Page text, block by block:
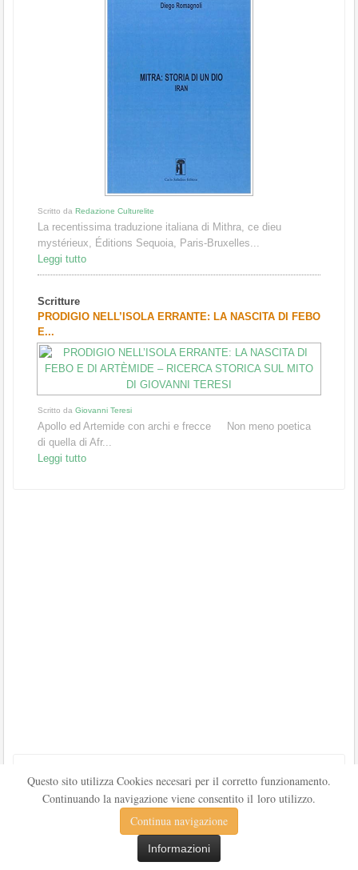
Scritto da Redazione Culturelite
La recentissima traduzione italiana di Mithra, ce dieu
mystérieux, Éditions Sequoia, Paris-Bruxelles...
Leggi tutto
Scritture
PRODIGIO NELL’ISOLA ERRANTE: LA NASCITA DI FEBO
E...
Scritto da Giovanni Teresi
Apollo ed Artemide con archi e frecce Non meno poetica
di quella di Afr...
Leggi tutto
ARTICOLI PIÙ LETTI
LA TEORIA DI CICERONE SULLO STATO E LA...
Questo sito utilizza Cookies necesari per il corretto funzionamento.
Continuando la navigazione viene consentito il loro utilizzo.
Continua navigazione
Informazioni